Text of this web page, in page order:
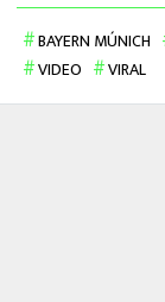
BAYERN MÚNICH
VIDEO
VIRAL